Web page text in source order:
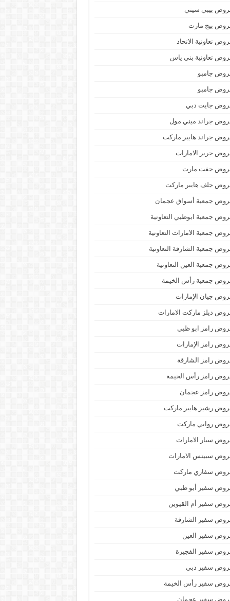
بيبي سيتي
بيج مارت
تعاونية الاتحاد
تعاونية بني ياس
جامبو
جامبو
جايت دبي
جراند ميني مول
جراند هايبر ماركت
جرير الامارات
جفت مارت
جلف هايبر ماركت
جمعية أسواق عجمان
جمعية ابوظبي التعاونية
جمعية الامارات التعاونية
جمعية الشارقة التعاونية
جمعية العين التعاونية
جمعية رأس الخيمة
جيان الإمارات
ديلز ماركت الامارات
رامز ابو ظبي
رامز الإمارات
رامز الشارقة
رامز رأس الخيمة
رامز عجمان
رشيز هايبر ماركت
روابي ماركت
سبار الامارات
سبينس الامارات
سفاري ماركت
سفير أبو ظبي
سفير أم القيوين
سفير الشارقة
سفير العين
سفير الفجيرة
سفير دبي
سفير رأس الخيمة
سفير عجمان